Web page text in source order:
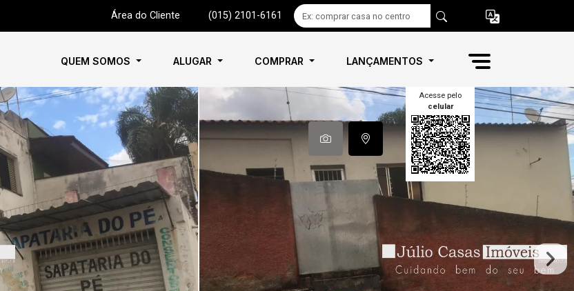
Área do Cliente (015) 2101-6161
QUEM SOMOS ALUGAR COMPRAR LANÇAMENTOS
Acesse pelo
celular